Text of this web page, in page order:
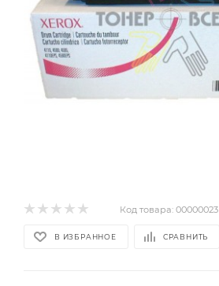
Код товара: 00000023
В ИЗБРАННОЕ СРАВНИТЬ